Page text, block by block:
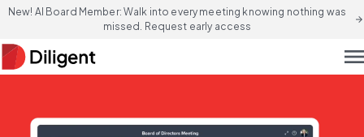
New! AI Board Member: Walk into every meeting knowing nothing was
missed. Request early access
arrow_forward